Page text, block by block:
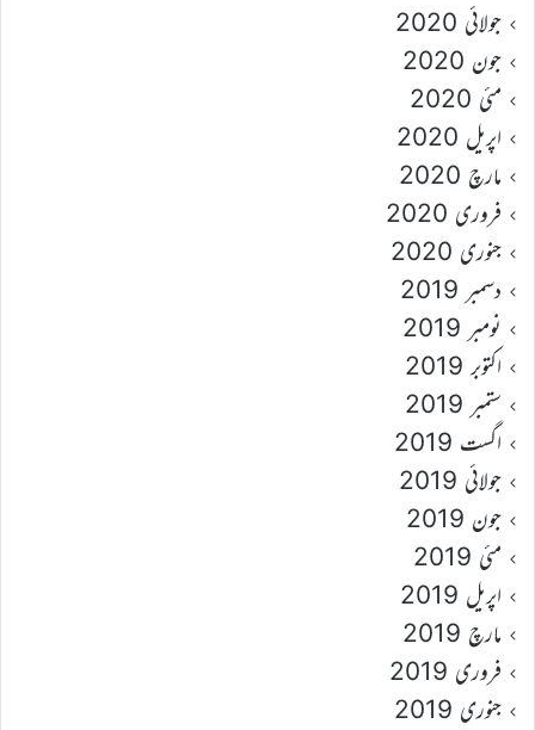
جولائی 2020
جون 2020
مئی 2020
اپریل 2020
مارچ 2020
فروری 2020
جنوری 2020
دسمبر 2019
نومبر 2019
اکتوبر 2019
ستمبر 2019
اگست 2019
جولائی 2019
جون 2019
مئی 2019
اپریل 2019
مارچ 2019
فروری 2019
جنوری 2019